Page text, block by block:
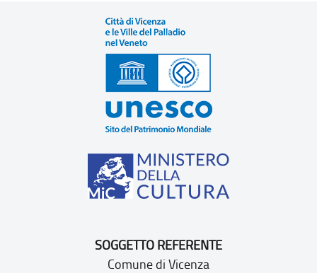
SOGGETTO REFERENTE
Comune di Vicenza